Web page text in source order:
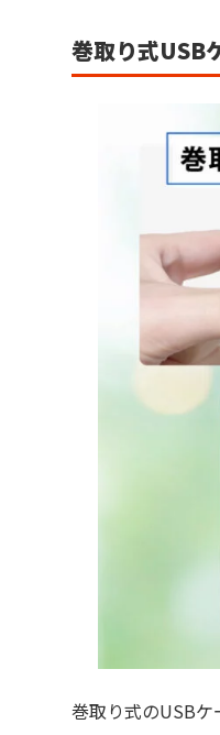
巻取り式USB
巻取り式のUSB